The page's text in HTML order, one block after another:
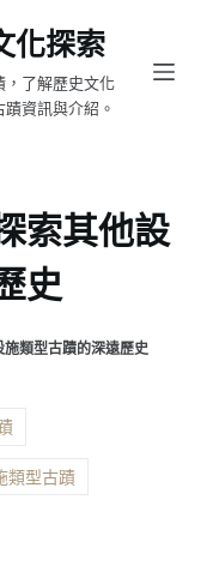
化探索
，了解歷史文化
資訊與介紹。
索其他設
史
類型古蹟的深遠歷史
類型古蹟